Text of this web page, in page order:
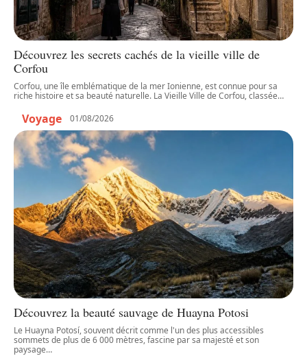
Découvrez les secrets cachés de la vieille ville de
Corfou
Corfou, une île emblématique de la mer Ionienne, est connue pour sa
riche histoire et sa beauté naturelle. La Vieille Ville de Corfou, classée…
Voyage 01/08/2026
Découvrez la beauté sauvage de Huayna Potosi
Le Huayna Potosí, souvent décrit comme l'un des plus accessibles
sommets de plus de 6 000 mètres, fascine par sa majesté et son
paysage…